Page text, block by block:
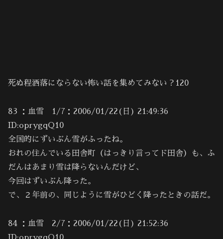
死ぬ程洒落にならない怖い話を集めてみない？120
83 ：血雪 1/7：2006/01/22(日) 21:49:36
ID:oprygqQ10
全国的にずいぶん雪がふったね。
おれの住んでいる田舎町（はっきり言ってド田舎）も、ふ
だんはあまり雪は降らないんだけど、
今回はずいぶん降った。
で、２年前の、同じように雪がひどく降ったときの話だ。
84 ：血雪 2/7：2006/01/22(日) 21:52:36